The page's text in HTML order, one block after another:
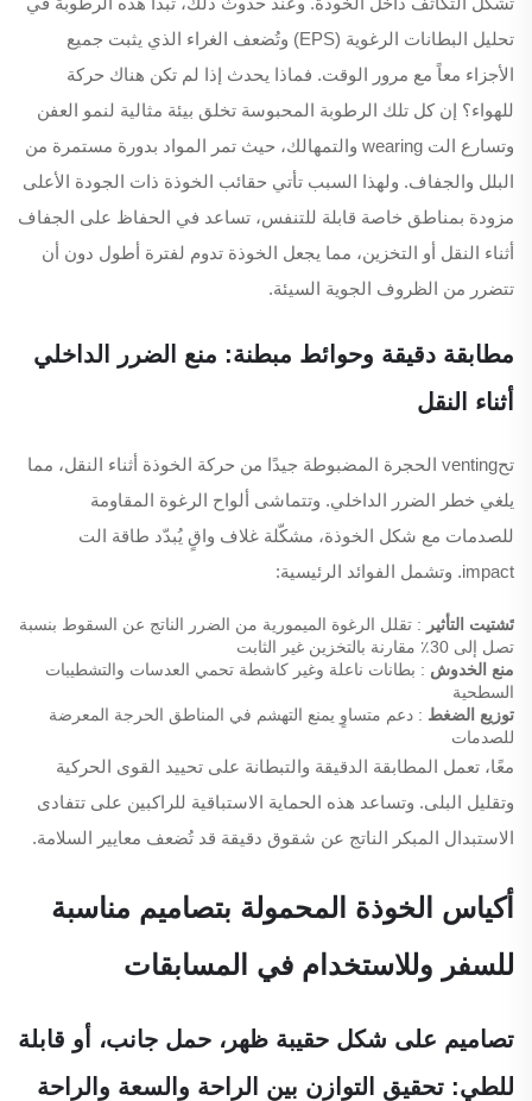
تحليل البطانات الرغوية (EPS) وتُضعف الغراء الذي يثبت جميع
الأجزاء معاً مع مرور الوقت. فماذا يحدث إذا لم تكن هناك حركة
للهواء؟ إن كل تلك الرطوبة المحبوسة تخلق بيئة مثالية لنمو العفن
وتسارع الت wearing والتمهالك، حيث تمر المواد بدورة مستمرة من
البلل والجفاف. ولهذا السبب تأتي حقائب الخوذة ذات الجودة الأعلى
مزودة بمناطق خاصة قابلة للتنفس، تساعد في الحفاظ على الجفاف
أثناء النقل أو التخزين، مما يجعل الخوذة تدوم لفترة أطول دون أن
تتضرر من الظروف الجوية السيئة.
مطابقة دقيقة وحوائط مبطنة: منع الضرر الداخلي
أثناء النقل
تحventing الحجرة المضبوطة جيدًا من حركة الخوذة أثناء النقل، مما
يلغي خطر الضرر الداخلي. وتتماشى ألواح الرغوة المقاومة
للصدمات مع شكل الخوذة، مشكّلة غلاف واقٍ يُبدّد طاقة الت
impact. وتشمل الفوائد الرئيسية:
تَشتيت التأثير : تقلل الرغوة الميمورية من الضرر الناتج عن السقوط بنسبة
تصل إلى 30٪ مقارنة بالتخزين غير الثابت
منع الخدوش : بطانات ناعلة وغير كاشطة تحمي العدسات والتشطيبات
السطحية
توزيع الضغط : دعم متساوٍ يمنع التهشم في المناطق الحرجة المعرضة
للصدمات
معًا، تعمل المطابقة الدقيقة والتبطانة على تحييد القوى الحركية
وتقليل البلى. وتساعد هذه الحماية الاستباقية للراكبين على تتفادى
الاستبدال المبكر الناتج عن شقوق دقيقة قد تُضعف معايير السلامة.
أكياس الخوذة المحمولة بتصاميم مناسبة
للسفر وللاستخدام في المسابقات
تصاميم على شكل حقيبة ظهر، حمل جانب، أو قابلة
للطي: تحقيق التوازن بين الراحة والسعة والراحة